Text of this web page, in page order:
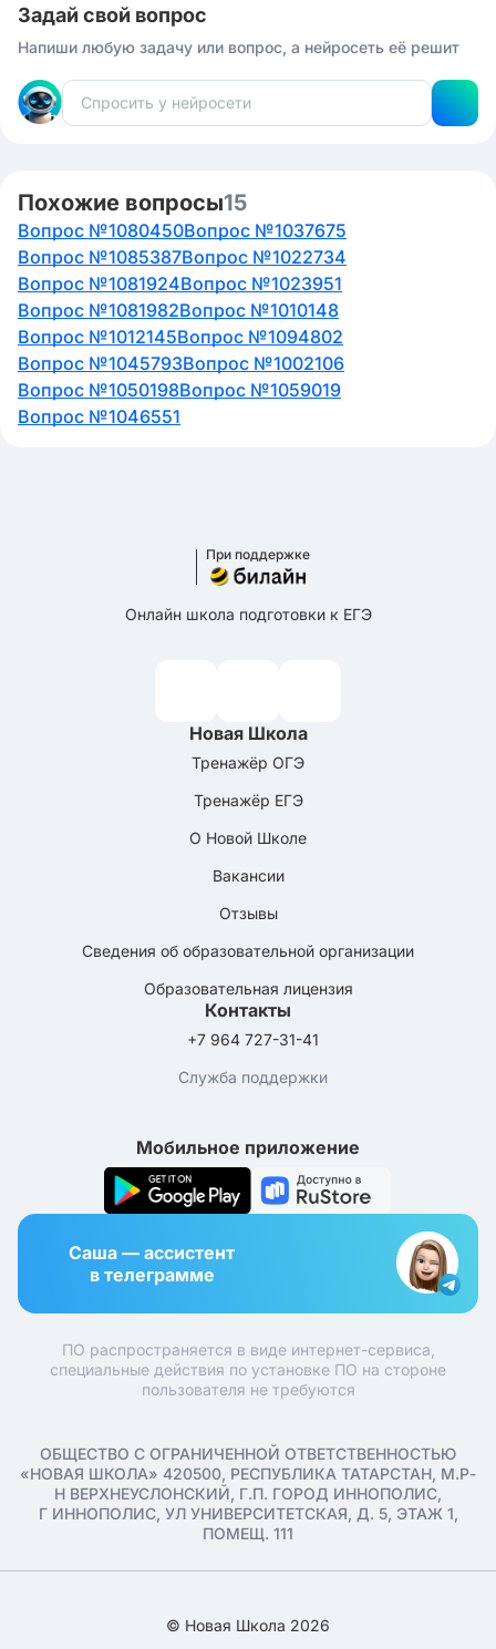
Задай свой вопрос
Напиши любую задачу или вопрос, а нейросеть её решит
Похожие вопросы15
Вопрос №1080450Вопрос №1037675
Вопрос №1085387Вопрос №1022734
Вопрос №1081924Вопрос №1023951
Вопрос №1081982Вопрос №1010148
Вопрос №1012145Вопрос №1094802
Вопрос №1045793Вопрос №1002106
Вопрос №1050198Вопрос №1059019
Вопрос №1046551
При поддержке
Онлайн школа подготовки к ЕГЭ
Новая Школа
Тренажёр ОГЭ
Тренажёр ЕГЭ
О Новой Школе
Вакансии
Отзывы
Сведения об образовательной организации
Образовательная лицензия
Контакты
+7 964 727-31-41
Служба поддержки
Мобильное приложение
Саша — ассистент
в телеграмме
ПО распространяется в виде интернет-сервиса,
специальные действия по установке ПО на стороне
пользователя не требуются
ОБЩЕСТВО С ОГРАНИЧЕННОЙ ОТВЕТСТВЕННОСТЬЮ
«НОВАЯ ШКОЛА» 420500, РЕСПУБЛИКА ТАТАРСТАН, М.Р-
Н ВЕРХНЕУСЛОНСКИЙ, Г.П. ГОРОД ИННОПОЛИС,
Г ИННОПОЛИС, УЛ УНИВЕРСИТЕТСКАЯ, Д. 5, ЭТАЖ 1,
ПОМЕЩ. 111
© Новая Школа 2026